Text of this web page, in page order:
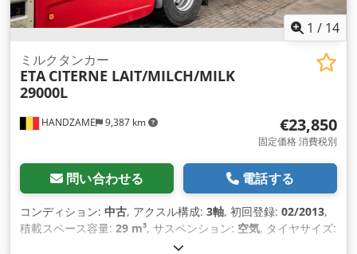
1 / 14
HANDZAME 9,387 km
ミルクタンカー
ETA CITERNE LAIT/MILCH/MILK
29000L
€23,850
固定価格 消費税別
問い合わせる 電話する
コンディション: 中古, アクスル構成: 3軸, 初回登録: 02/2013,
積載スペース容量: 29 m³, サスペンション: 空気, タイヤサイズ:
, ホイールベース:1,500 mm